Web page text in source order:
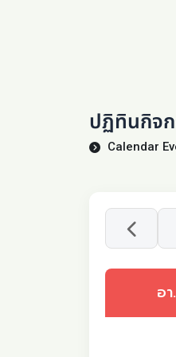
ปฏิทินกิจ
Calendar
อา.